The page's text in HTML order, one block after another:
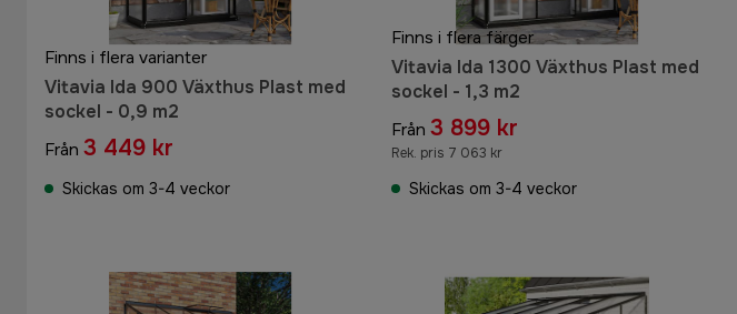
Finns i flera varianter
Vitavia Ida 900 Växthus Plast med
sockel - 0,9 m2
Från 3 449 kr
Skickas om 3-4 veckor
Finns i flera färger
Vitavia Ida 1300 Växthus Plast med
sockel - 1,3 m2
Från 3 899 kr
Rek. pris 7 063 kr
Skickas om 3-4 veckor